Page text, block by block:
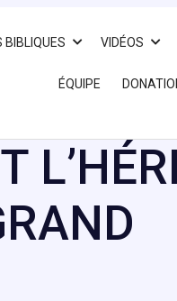
BIBLIQUES VIDÉOS
ÉQUIPE